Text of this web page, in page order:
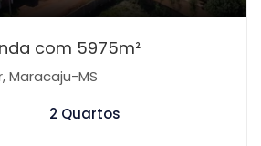
com 5975m²
Maracaju-MS
2 Quartos